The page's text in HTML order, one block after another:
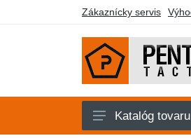
Zákaznícky servis
Katalóg tovaru